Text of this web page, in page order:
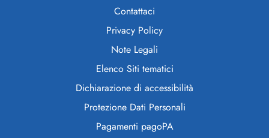
Contattaci
Privacy Policy
Note Legali
Elenco Siti tematici
Dichiarazione di accessibilità
Protezione Dati Personali
Pagamenti pagoPA